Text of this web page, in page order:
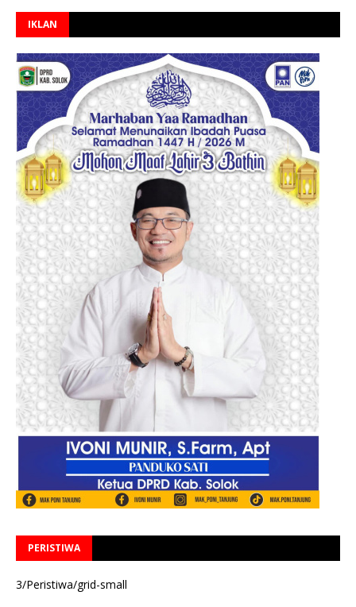
IKLAN
PERISTIWA
3/Peristiwa/grid-small